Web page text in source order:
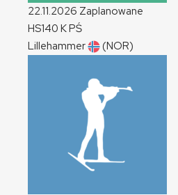
22.11.2026 Zaplanowane
HS140 KPŚ
Lillehammer
(NOR)